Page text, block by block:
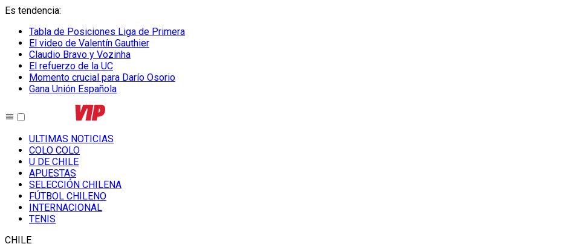
Es tendencia:
Tabla de Posiciones Liga de Primera
El video de Valentín Gauthier
Claudio Bravo y Vozinha
El refuerzo de la UC
Momento crucial para Darío Osorio
Gana Unión Española
ULTIMAS NOTICIAS
COLO COLO
U DE CHILE
APUESTAS
SELECCIÓN CHILENA
FÚTBOL CHILENO
INTERNACIONAL
TENIS
CHILE